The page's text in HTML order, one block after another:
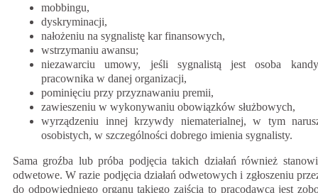
mobbingu,
dyskryminacji,
nałożeniu na sygnalistę kar finansowych,
wstrzymaniu awansu;
niezawarciu umowy, jeśli sygnalistą jest osoba
pracownika w danej organizacji,
pominięciu przy przyznawaniu premii,
zawieszeniu w wykonywaniu obowiązków służbowych,
wyrządzeniu innej krzywdy niematerialnej, w tym
osobistych, w szczególności dobrego imienia sygnalisty.
Sama groźba lub próba podjęcia takich działań również
odwetowe. W razie podjęcia działań odwetowych i zgłoszeniu
do odpowiedniego organu takiego zajścia to pracodawca jest